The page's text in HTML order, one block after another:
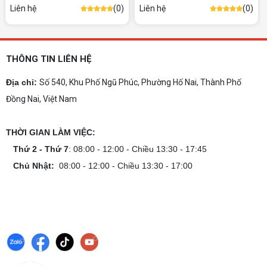
tăng hiệu năng tối đa? Xem ngay thứ tự ưu tiên
nâng cấp linh kiện PC chi tiết trong bài viết này!
máy giật lag, giảm tuổi thọ? Tìm hiểu ngay
nguyên nhân và cách khắc phục hiệu quả để máy
với công nghệ 3D V-Cache đỉnh cao, mang lại
ngay!
Nguyễn Thắng.
NVIDIA Hoãn Ra Mắt Dòng RTX 50
Liên hệ (0) Liên hệ (0)
THÔNG TIN LIÊN HỆ
Địa chỉ: Số 540, Khu Phố Ngũ Phúc, Phường Hố Nai, Thành Phố
Đồng Nai, Việt Nam
THỜI GIAN LÀM VIỆC:
Thứ 2 - Thứ 7: 08:00 - 12:00 - Chiều 13:30 - 17:45
Chủ Nhật: 08:00 - 12:00 - Chiều 13:30 - 17:00